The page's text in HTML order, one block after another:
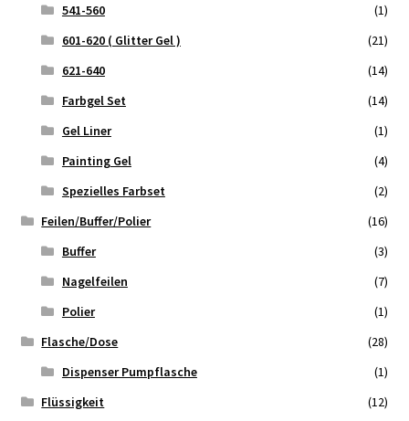
541-560
(1)
601-620 ( Glitter Gel )
(21)
621-640
(14)
Farbgel Set
(14)
Gel Liner
(1)
Painting Gel
(4)
Spezielles Farbset
(2)
Feilen/Buffer/Polier
(16)
Buffer
(3)
Nagelfeilen
(7)
Polier
(1)
Flasche/Dose
(28)
Dispenser Pumpflasche
(1)
Flüssigkeit
(12)